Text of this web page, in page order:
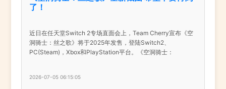
了！
近日在任天堂Switch 2专场直面会上，Team Cherry宣布《空
洞骑士：丝之歌》将于2025年发售，登陆Switch2、
PC(Steam)，Xbox和PlayStation平台。《空洞骑士：
2026-07-05 06:15:05